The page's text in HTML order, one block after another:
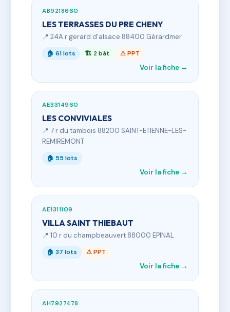
AB9218660
LES TERRASSES DU PRE CHENY
📍 24A r gerard d'alsace 88400 Gérardmer
🏠 61 lots 🏗 2 bât. ⚠ PPT
Voir la fiche →
AE3314960
LES CONVIVIALES
📍 7 r du tambois 88200 SAINT-ETIENNE-LES-
REMIREMONT
🏠 55 lots
Voir la fiche →
AE1311109
VILLA SAINT THIEBAUT
📍 10 r du champbeauvert 88000 EPINAL
🏠 37 lots ⚠ PPT
Voir la fiche →
AH7927478